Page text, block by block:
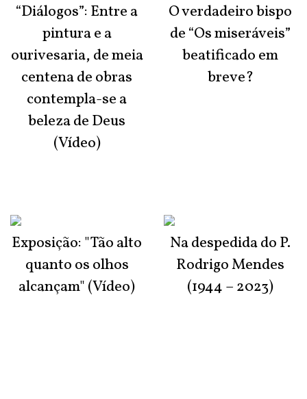
“Diálogos”: Entre a
pintura e a
ourivesaria, de meia
centena de obras
contempla-se a
beleza de Deus
(Vídeo)
Exposição: "Tão alto
quanto os olhos
alcançam" (Vídeo)
O verdadeiro bispo
de “Os miseráveis”
beatificado em
breve?
Na despedida do P.
Rodrigo Mendes
(1944 – 2023)